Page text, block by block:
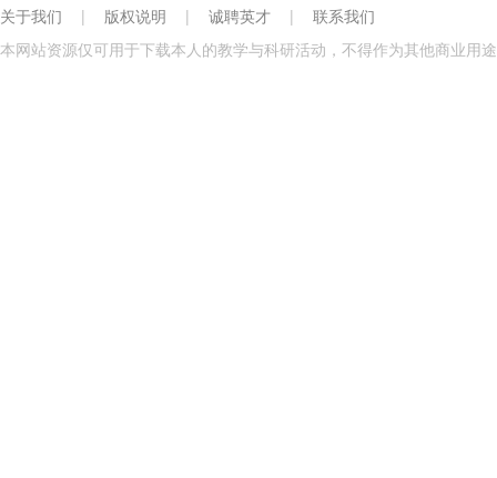
关于我们 | 版权说明 | 诚聘英才 |
联系我们
本网站资源仅可用于下载本人的教学与科研活动，不得作为其他商业用